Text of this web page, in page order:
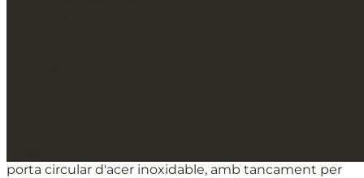
porta circular d'acer inoxidable, amb tancament per